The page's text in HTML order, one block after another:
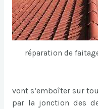
réparation de
vont s’emboîter sur
par la jonction des